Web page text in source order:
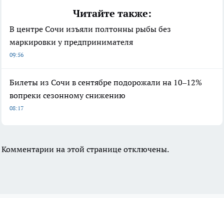
Читайте также:
В центре Сочи изъяли полтонны рыбы без
маркировки у предпринимателя
09:56
Билеты из Сочи в сентябре подорожали на 10–12%
вопреки сезонному снижению
08:17
Комментарии на этой странице отключены.